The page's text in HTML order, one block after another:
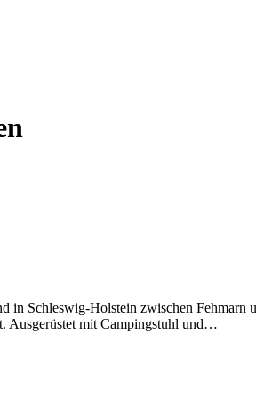
in Schleswig-Holstein zwischen
Ausgerüstet mit Campingstuhl und…